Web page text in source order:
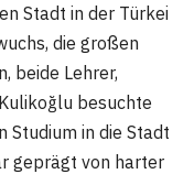
Stadt in der Türkei
die großen
beide Lehrer,
besuchte
Studium in die Stadt
geprägt von harter